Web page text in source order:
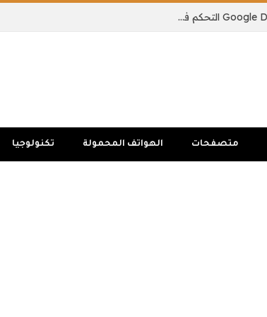
يمكن لنموذج الذكاء الاصطناعي الجديد من Google DeepMind التحكم في جسم الروبوت بالكامل
متصفحات الهواتف المحمولة تكنولوجيا